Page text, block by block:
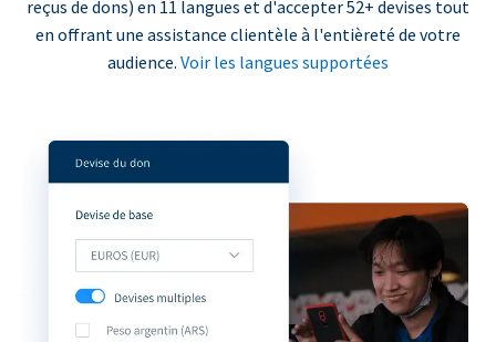
reçus de dons) en 11 langues et d'accepter 52+ devises tout
en offrant une assistance clientèle à l'entièreté de votre
audience. Voir les langues supportées